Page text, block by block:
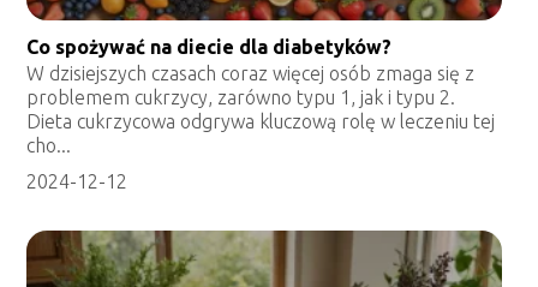
Co spożywać na diecie dla diabetyków?
W dzisiejszych czasach coraz więcej osób zmaga się z
problemem cukrzycy, zarówno typu 1, jak i typu 2.
Dieta cukrzycowa odgrywa kluczową rolę w leczeniu tej
cho...
2024-12-12